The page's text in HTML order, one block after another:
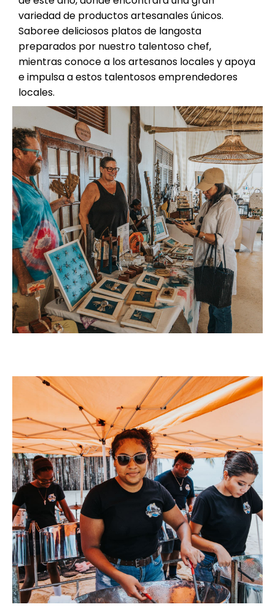
variedad de productos artesanales únicos.
Saboree deliciosos platos de langosta
preparados por nuestro talentoso chef,
mientras conoce a los artesanos locales y apoya
e impulsa a estos talentosos emprendedores
locales.